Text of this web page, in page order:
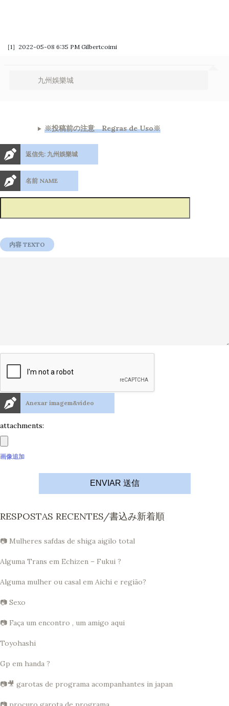
［1］2022-05-08 6:35 PM Gilbertcoimi
九州娛樂城
※投稿前の注意 Regras de Uso※
返信先: 九州娛樂城
名前 NAME
Anexar imagem&vídeo
attachments:
画像追加
ENVIAR 送信
RESPOSTAS RECENTES/書込み新着順
📷 Mulheres safdas de shiga aigilo total
Alguma Trans em Echizen – Fukui ?
Alguma mulher ou casal em Aichi e região?
📷 Sexo
📷 Faça um encontro , um amigo aqui
Toyohashi
Gp em handa ?
📷🎥 garotas de programa acompanhantes in japan